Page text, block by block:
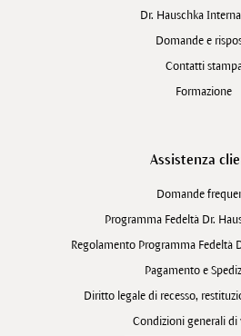
Dr. Hauschka
Domande e
Contatti
Formazione
Assistenza
Domande
Programma Fedeltà Dr.
Regolamento Programma Fedeltà
Pagamento e
Diritto legale di recesso,
Condizioni generali di